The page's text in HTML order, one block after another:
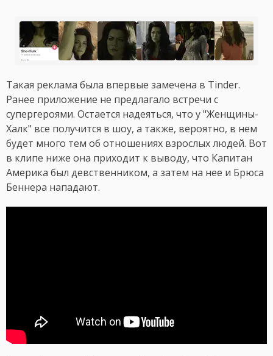
Такая реклама была впервые замечена в Tinder.
Ранее приложение не предлагало встречи с
супергероями. Остается надеяться, что у "Женщины-
Халк" все получится в шоу, а также, вероятно, в нем
будет много тем об отношениях взрослых людей. Вот
в клипе ниже она приходит к выводу, что Капитан
Америка был девственником, а затем на нее и Брюса
Беннера нападают.